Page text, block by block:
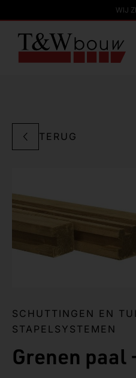
WIJ
TERUG
SCHUTTINGEN EN
STAPELSYSTEMEN
Grenen paal